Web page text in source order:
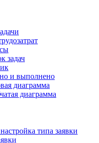
задач
и выполнено
диаграмма
диаграмма
типа заявки